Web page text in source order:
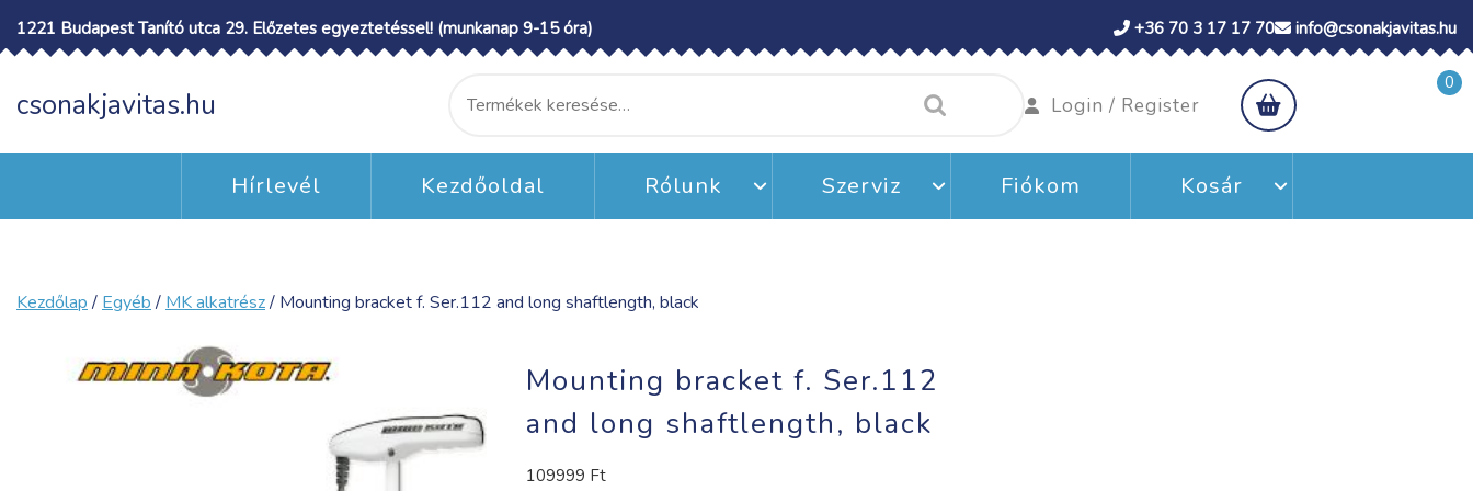
content
1221 Budapest Tanító utca 29. Előzetes egyeztetéssel! (munkanap 9-15 óra) +36 70 3 17 17 70 info@csonakjavitas.hu
csonakjavitas.hu
Keresés
a
Login / RegisterLogin
Register
shopping
cart
0
Hírlevél Kezdőoldal Rólunk Szerviz Fiókom Kosár
Kezdőlap/ Egyéb/ MK alkatrész/ Mounting bracket f. Ser.112 and long shaftlength, black
Mounting bracket f. Ser.112
and long shaftlength, black
109999 Ft